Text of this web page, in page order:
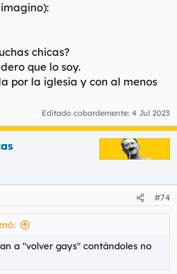
chicas?
que lo soy.
por la iglesia y con al menos
Editado cobardemente: 4 Jul 2023
#74
a "volver gays" contándoles no